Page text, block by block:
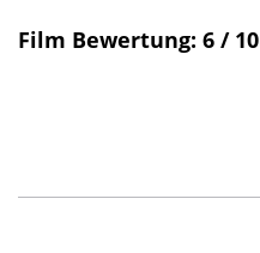
Film Bewertung: 6 / 10